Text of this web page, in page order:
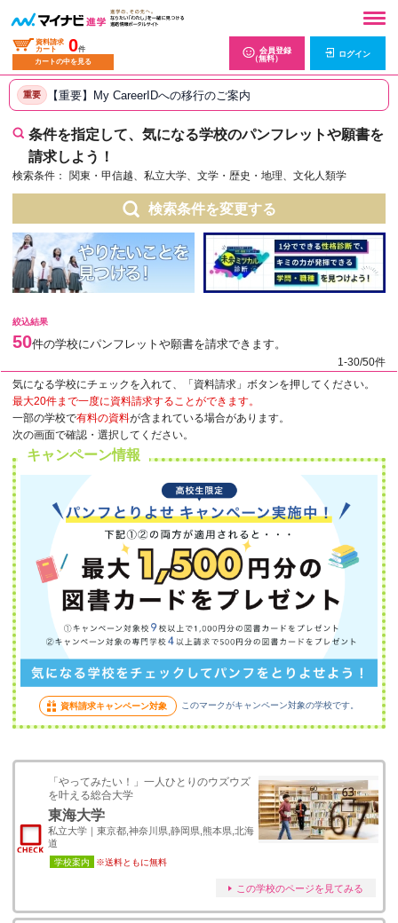
資料請求
カート
0件
カートの中を見る
会員登録
（無料）
ログイン
重要 【重要】My CareerIDへの移行のご案内
条件を指定して、気になる学校のパンフレットや願書を
請求しよう！
検索条件： 関東・甲信越、私立大学、文学・歴史・地理、文化人類学
検索条件を変更する
絞込結果
50件の学校にパンフレットや願書を請求できます。
1-30/50件
気になる学校にチェックを入れて、「資料請求」ボタンを押してください。
最大20件まで一度に資料請求することができます。
一部の学校で有料の資料が含まれている場合があります。
次の画面で確認・選択してください。
キャンペーン情報
資料請求キャンペーン対象 このマークがキャンペーン対象の学校です。
「やってみたい！」一人ひとりのウズウズ
を叶える総合大学
東海大学
私立大学｜東京都,神奈川県,静岡県,熊本県,北海
道
学校案内 ※送料ともに無料
この学校のページを見てみる